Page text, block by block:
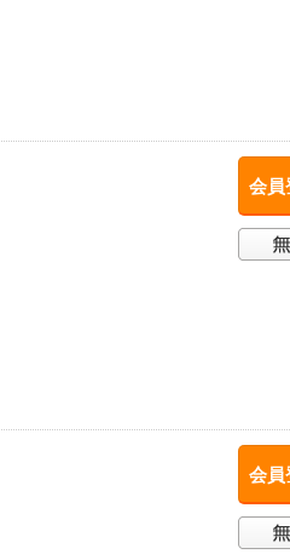
会員
会員